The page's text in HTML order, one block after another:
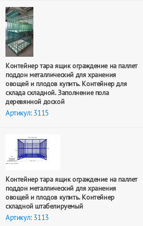
Контейнер тара ящик ограждение на паллет
поддон металлический для хранения
овощей и плодов купить. Контейнер для
склада складной. Заполнение пола
деревянной доской
Артикул: 3115
Контейнер тара ящик ограждение на паллет
поддон металлический для хранения
овощей и плодов купить. Контейнер
складной штабелируемый
Артикул: 3113